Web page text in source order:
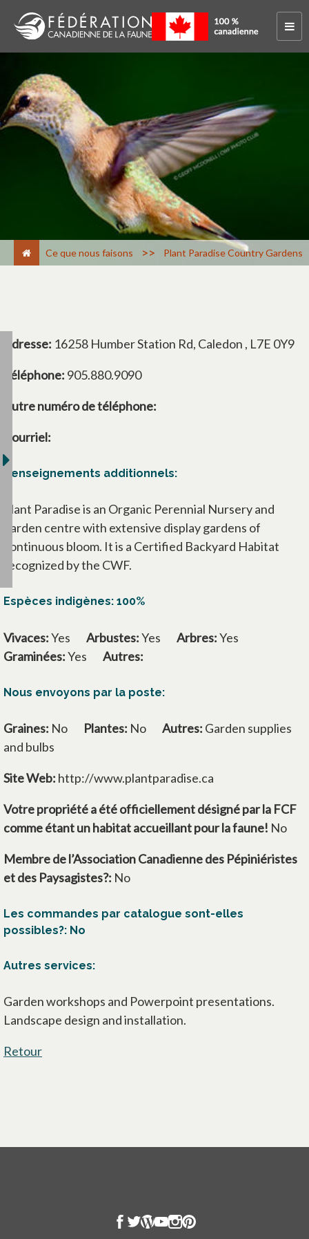
Ce que nous faisons > Plant Paradise Country Gardens
Adresse: 16258 Humber Station Rd, Caledon , L7E 0Y9
Téléphone: 905.880.9090
Autre numéro de téléphone:
Courriel:
Renseignements additionnels:
Plant Paradise is an Organic Perennial Nursery and
garden centre with extensive display gardens of
continuous bloom. It is a Certified Backyard Habitat
recognized by the CWF.
Espèces indigènes: 100%
Vivaces:Yes Arbustes:Yes Arbres:Yes
Graminées:Yes Autres:
Nous envoyons par la poste:
Graines: No Plantes: No Autres: Garden supplies
and bulbs
Site Web: http://www.plantparadise.ca
Votre propriété a été officiellement désigné par la FCF
comme étant un habitat accueillant pour la faune! No
Membre de l’Association Canadienne des Pépiniéristes
et des Paysagistes?: No
Les commandes par catalogue sont-elles
possibles?: No
Autres services:
Garden workshops and Powerpoint presentations.
Landscape design and installation.
Retour